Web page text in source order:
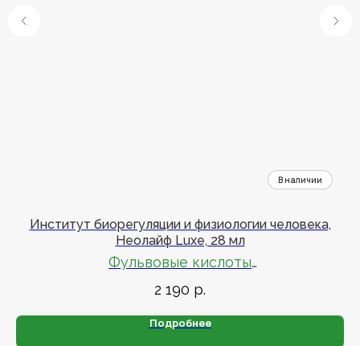
Институт биорегуляции и физиологии человека,
Неолайф Luxe, 28 мл
Фульвовые кислоты
Продукт для здоровья с увеличенным содержанием
2 190 р.
Подробнее